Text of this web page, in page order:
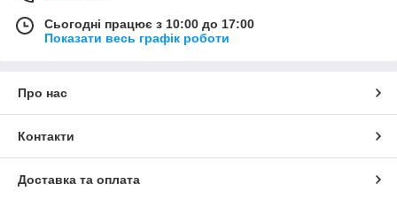
Сьогодні працює з 10:00 до 17:00
Показати весь графік роботи
Про нас
Контакти
Доставка та оплата